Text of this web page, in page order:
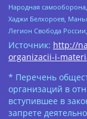
Народная
Хаджи Белхороев,
Легион Свобода
Источник: http://
organizacii-i-
* Перечень
организаций в
вступившее в
запрете